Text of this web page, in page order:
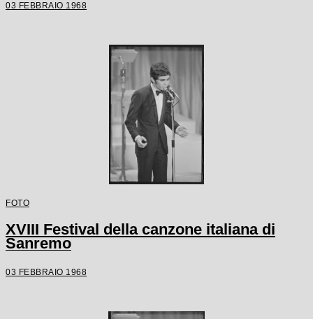
03 FEBBRAIO 1968
FOTO
XVIII Festival della canzone italiana di
Sanremo
03 FEBBRAIO 1968